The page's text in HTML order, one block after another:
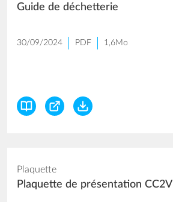
Guide de déchetterie
30/09/2024 PDF 1,6Mo
Plaquette
Plaquette de présentation CC2V